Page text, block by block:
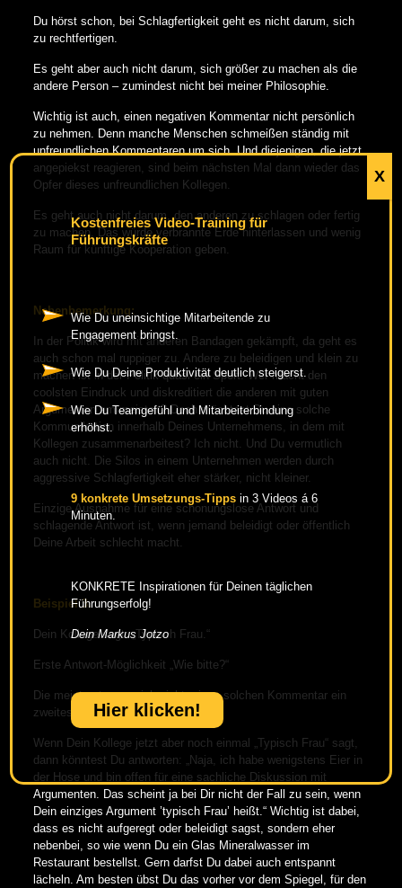
Du hörst schon, bei Schlagfertigkeit geht es nicht darum, sich
zu rechtfertigen.
Es geht aber auch nicht darum, sich größer zu machen als die
andere Person – zumindest nicht bei meiner Philosophie.
Wichtig ist auch, einen negativen Kommentar nicht persönlich
zu nehmen. Denn manche Menschen schmeißen ständig mit
unfreundlichen Kommentaren um sich. Und diejenigen, die jetzt
angepiekst reagieren, sind beim nächsten Mal dann wieder das
Opfer dieses unfreundlichen Kollegen.
Es geht auch nicht darum, den anderen zu schlagen oder fertig
zu machen. Das würde verbrannte Erde hinterlassen und wenig
Raum für künftige Kooperation geben.
Nebenbemerkung:
In der Politik wird mit anderen Bandagen gekämpft, da geht es
auch schon mal ruppiger zu. Andere zu beleidigen und klein zu
machen ist in der Politik quasi ein Sport. Wer macht den
coolsten Eindruck und diskreditiert die anderen mit guten
Argumenten am meisten? Doch möchtest Du eine solche
Kommunikation innerhalb Deines Unternehmens, in dem mit
Kollegen zusammenarbeitest? Ich nicht. Und Du vermutlich
auch nicht. Die Silos in einem Unternehmen werden durch
aggressive Schlagfertigkeit eher stärker, nicht kleiner.
Einzige Ausnahme für eine schonungslose Antwort und
schlagende Antwort ist, wenn jemand beleidigt oder öffentlich
Deine Arbeit schlecht macht.
Beispiel 3.
Dein Kollege sagt: „Typisch Frau.“
Erste Antwort-Möglichkeit „Wie bitte?“
Die meisten trauen sich nicht, einen solchen Kommentar ein
zweites Mal loszulassen.
Wenn Dein Kollege jetzt aber noch einmal „Typisch Frau“ sagt,
dann könntest Du antworten: „Naja, ich habe wenigstens Eier in
der Hose und bin offen für eine sachliche Diskussion mit
Argumenten. Das scheint ja bei Dir nicht der Fall zu sein, wenn
Dein einziges Argument ’typisch Frau’ heißt.“ Wichtig ist dabei,
dass es nicht aufgeregt oder beleidigt sagst, sondern eher
nebenbei, so wie wenn Du ein Glas Mineralwasser im
Restaurant bestellst. Gern darfst Du dabei auch entspannt
lächeln. Am besten übst Du das vorher vor dem Spiegel, für den
Kostenfreies Video-Training für
Führungskräfte
Wie Du uneinsichtige Mitarbeitende zu
Engagement bringst.
Wie Du Deine Produktivität deutlich steigerst.
Wie Du Teamgefühl und Mitarbeiterbindung
erhöhst.
9 konkrete Umsetzungs-Tippsin 3 Videos á 6
Minuten.
KONKRETE Inspirationen für Deinen täglichen
Führungserfolg!
Dein Markus Jotzo
Hier klicken!
X